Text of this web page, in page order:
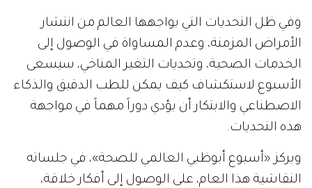
وفي ظل التحديات التي يواجهها العالم من انتشار
الأمراض المزمنة، وعدم المساواة في الوصول إلى
الخدمات الصحية، وتحديات التغير المناخي، سيسعى
الأسبوع لاستكشاف كيف يمكن للطب الدقيق والذكاء
الاصطناعي والابتكار أن يؤدي دوراً مهماً في مواجهة
هذه التحديات.
ويركز «أسبوع أبوظبي العالمي للصحة»، في جلساته
النقاشية هذا العام، على الوصول إلى أفكار خلاقة،